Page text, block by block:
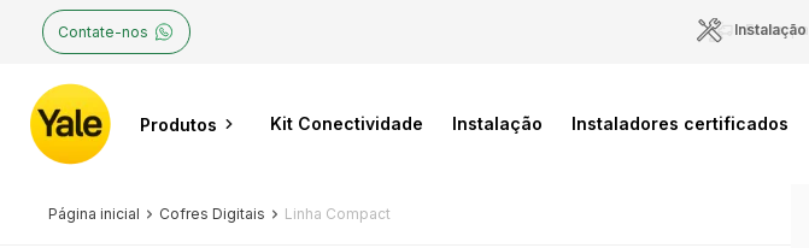
Contate-nos Instalação
Produtos Kit Conectividade Instalação Instaladores certificados
Página inicial Cofres Digitais Linha Compact